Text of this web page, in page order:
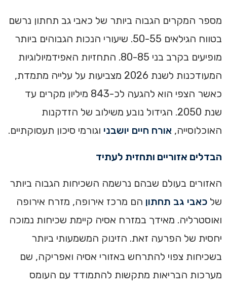
מספר המקרים הגבוה ביותר של כאבי גב תחתון נרשם
בטווח הגילאים 50-55. שיעורי הנכות הגבוהים ביותר
מופיעים בקרב בני 80-85. התחזיות האפידמיולוגיות
המעודכנות לשנת 2026 מצביעות על עלייה מתמדת,
כאשר הצפי הוא להגעה לכ-843 מיליון מקרים עד
שנת 2050. הגידול נובע משילוב של הזדקנות
האוכלוסייה, אורח חיים יושבני וגורמי סיכון תעסוקתיים.
הבדלים אזוריים ותחזית לעתיד
האזורים בעולם שבהם נרשמה השכיחות הגבוה ביותר
של כאבי גב תחתון הם מרכז אירופה, מזרח אירופה
ואוסטרליה. מאידך במזרח אסיה קיימת שכיחות נמוכה
יחסית של הפרעה זאת. הזינוק המשמעותי ביותר
בשכיחות צפוי להתרחש באזורי אסיה ואפריקה, שם
מערכות הבריאות מתקשות להתמודד עם העומס